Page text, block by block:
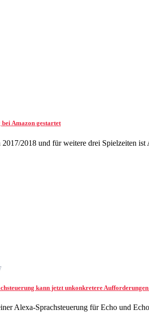
Amazon gestartet
2017/2018 und für weitere drei Spielzeiten
kann jetzt unkonkretere
Alexa-Sprachsteuerung für Echo und